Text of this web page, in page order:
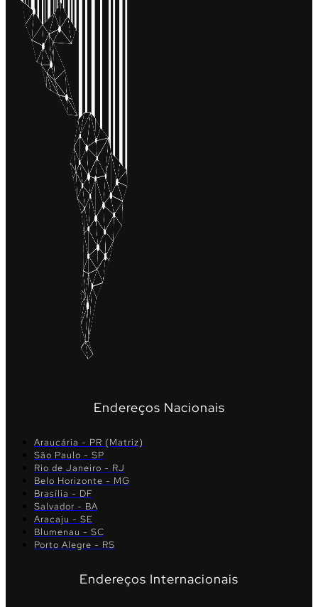
Endereços Nacionais
Araucária - PR (Matriz)
São Paulo - SP
Rio de Janeiro - RJ
Belo Horizonte - MG
Brasília - DF
Salvador - BA
Aracaju - SE
Blumenau - SC
Porto Alegre - RS
Endereços Internacionais